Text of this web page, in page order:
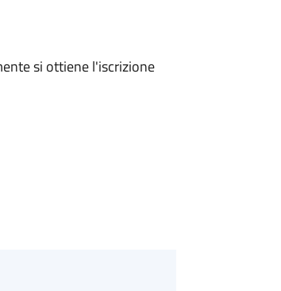
si ottiene l'iscrizione